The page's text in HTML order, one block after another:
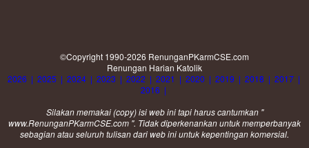
©Copyright 1990-2026 RenunganPKarmCSE.com
Renungan Harian Katolik
2026 | 2025 | 2024 | 2023 | 2022 | 2021 | 2020 | 2019 | 2018 | 2017 |
2016 |
Silakan memakai (copy) isi web ini tapi harus cantumkan "
www.RenunganPKarmCSE.com ". Tidak diperkenankan untuk memperbanyak
sebagian atau seluruh tulisan dari web ini untuk kepentingan komersial.